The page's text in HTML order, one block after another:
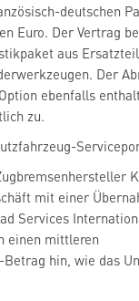
deutschen
Euro. Der Vertrag
aus
Der
ebenfalls
zu.
mit einer
Services
einen mittleren
hin, wie das